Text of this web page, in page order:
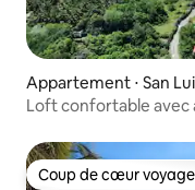
Appartement ⋅ San
Loft confortable avec
Coup de cœur
Coup de cœur